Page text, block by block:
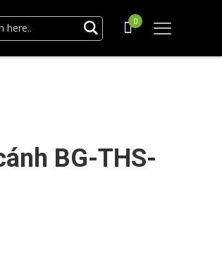
0
BG-THS-